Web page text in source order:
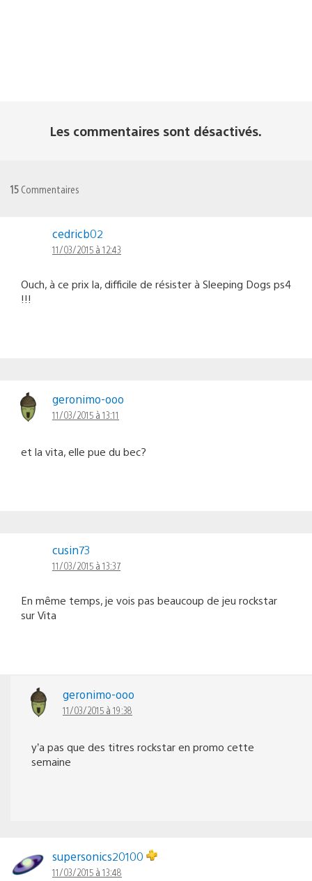
Les commentaires sont désactivés.
15 Commentaires
cedricb02
11/03/2015 à 12:43
Ouch, à ce prix la, difficile de résister à Sleeping Dogs ps4
!!!
geronimo-ooo
11/03/2015 à 13:11
et la vita, elle pue du bec?
cusin73
11/03/2015 à 13:37
En même temps, je vois pas beaucoup de jeu rockstar
sur Vita
geronimo-ooo
11/03/2015 à 19:38
y’a pas que des titres rockstar en promo cette
semaine
supersonics20100
11/03/2015 à 13:48